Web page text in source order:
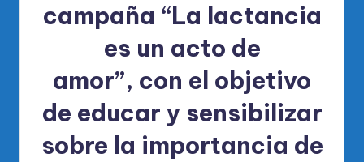
campaña “La lactancia
es un acto de
amor”, con el objetivo
de educar y sensibilizar
sobre la importancia de